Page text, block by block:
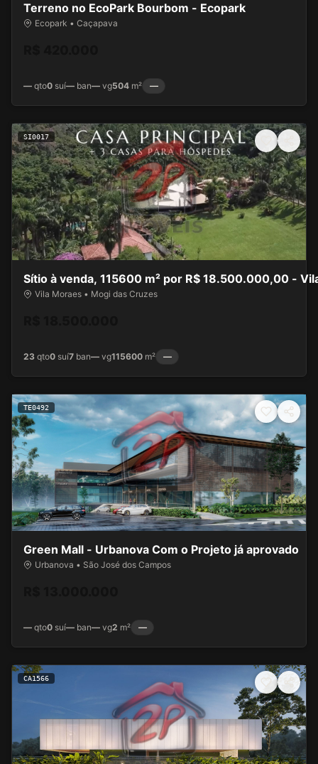
Terreno no EcoPark Bourbom - Ecopark
Ecopark • Caçapava
— qto0 suí— ban— vg504 m² —
SI0017
Sítio à venda, 115600 m² por R$ 18.500.000,00 -
Vila Moraes • Mogi das Cruzes
23 qto0 suí7 ban— vg115600 m² —
TE0492
Green Mall - Urbanova Com o Projeto já aprovado
Urbanova • São José dos Campos
— qto0 suí— ban— vg2 m² —
CA1566